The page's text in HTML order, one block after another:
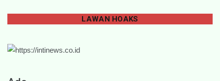
LAWAN HOAKS